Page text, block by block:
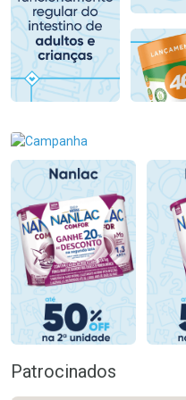
Comprar sem Desconto
Por R$ 78,99/cada
Comprar sem Desconto
Por R$ 78,99/cada
Patrocinados